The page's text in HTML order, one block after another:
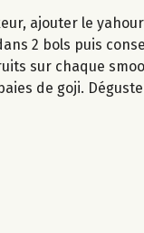
ajouter le
2 bols puis
sur chaque
de goji.